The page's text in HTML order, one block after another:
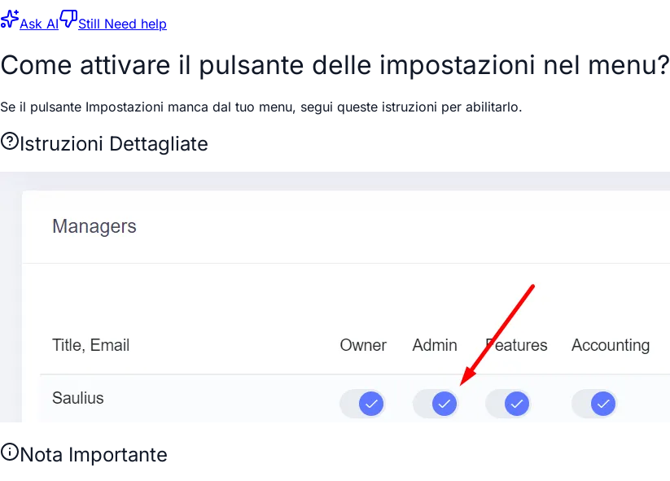
Ask AI Still Need help
Come attivare il pulsante delle impostazioni nel menu?
Se il pulsante Impostazioni manca dal tuo menu, segui queste istruzioni per abilitarlo.
Istruzioni Dettagliate
Nota Importante